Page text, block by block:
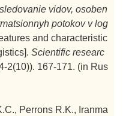
vidov, osoben
potokov v log
and characteristic
Scientific researc
2(10)). 167-171. (in Rus
Perrons R.K., Iranma